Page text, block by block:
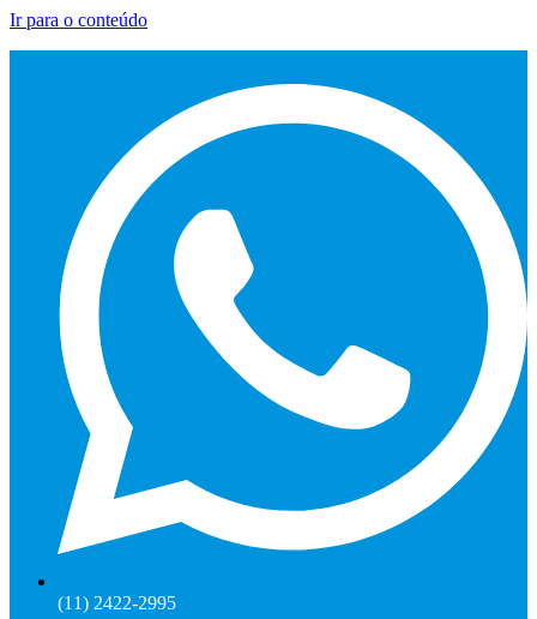
Ir para o conteúdo
(11) 2422-2995